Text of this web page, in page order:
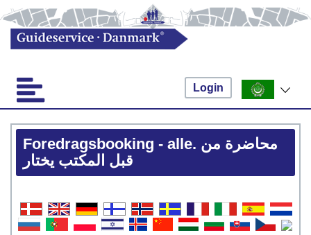
Login
Foredragsbooking - alle. محاضرة من
قبل المكتب يختار